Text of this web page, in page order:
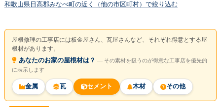
和歌山県日高郡みなべ町の近く（他の市区町村）で絞り込む
屋根修理の工事店には板金屋さん、瓦屋さんなど、それぞれ得意とする屋
根材があります。
あなたのお家の屋根材は？ ― その素材を扱うのが得意な工事店を優先的
に表示します
金属 瓦 セメント 木材 その他